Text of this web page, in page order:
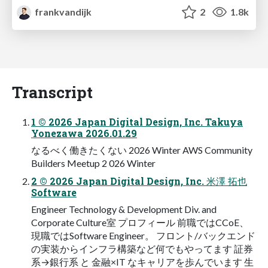
frankvandijk
2 1.8k
Transcript
1 © 2026 Japan Digital Design, Inc. Takuya
Yonezawa 2026.01.29
なるべく働きたくない 2026 Winter AWS Community
Builders Meetup 2 026 Winter
2 © 2026 Japan Digital Design, Inc. 米澤 拓也
Software
Engineer Technology & Development Div. and
Corporate Culture室 プロフィール 前職ではCCoE、
現職ではSoftware Engineer。 フロント/バックエンド
の実装からインフラ構築など何でもやってます 証券
系→銀行系 と 金融×IT なキャリアを歩んでいます 生